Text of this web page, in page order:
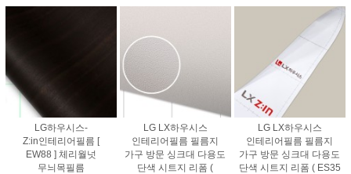
LG하우시스-
Z:in인테리어필름 [
EW88 ] 체리월넛
무늬목필름
LG LX하우시스
인테리어필름 필름지
가구 방문 싱크대 다용도
단색 시트지 리폼 (
LG LX하우시스
인테리어필름 필름지
가구 방문 싱크대 다용도
단색 시트지 리폼 ( ES35